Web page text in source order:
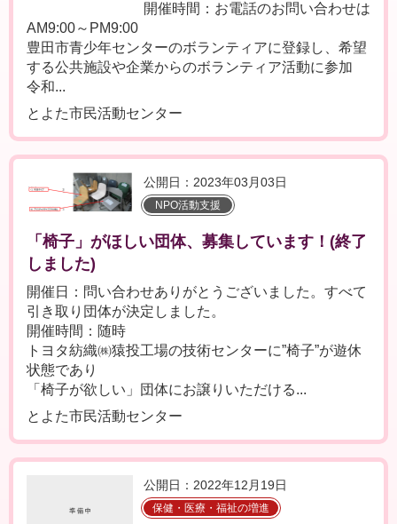
開催時間：お電話のお問い合わせは
AM9:00～PM9:00
豊田市青少年センターのボランティアに登録し、希望
する公共施設や企業からのボランティア活動に参加
令和...
とよた市民活動センター
公開日：2023年03月03日
NPO活動支援
「椅子」がほしい団体、募集しています！(終了
しました)
開催日：問い合わせありがとうございました。すべて
引き取り団体が決定しました。
開催時間：随時
トヨタ紡織㈱猿投工場の技術センターに”椅子”が遊休
状態であり
「椅子が欲しい」団体にお譲りいただける...
とよた市民活動センター
公開日：2022年12月19日
保健・医療・福祉の増進